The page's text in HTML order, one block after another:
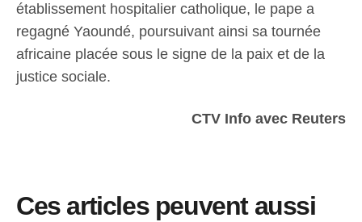
établissement hospitalier catholique, le pape a
regagné Yaoundé, poursuivant ainsi sa tournée
africaine placée sous le signe de la paix et de la
justice sociale.
CTV Info avec Reuters
Ces articles peuvent aussi